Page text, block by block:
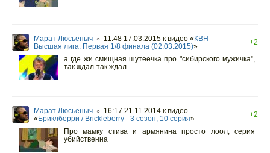
Марат Люсьеныч ○ 11:48 17.03.2015 к видео « КВН
Высшая лига. Первая 1/8 финала (02.03.2015)»
+2
а где жи смищная шутеечка про "сибирского мужичка",
так ждал-так ждал..
Марат Люсьеныч ○ 16:17 21.11.2014 к видео
« Бриклберри / Brickleberry - 3 сезон, 10 серия»
+2
Про мамку стива и армянина просто лоол, серия
убийственна